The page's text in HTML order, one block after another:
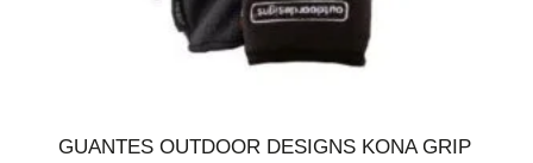
GUANTES OUTDOOR DESIGNS KONA GRIP